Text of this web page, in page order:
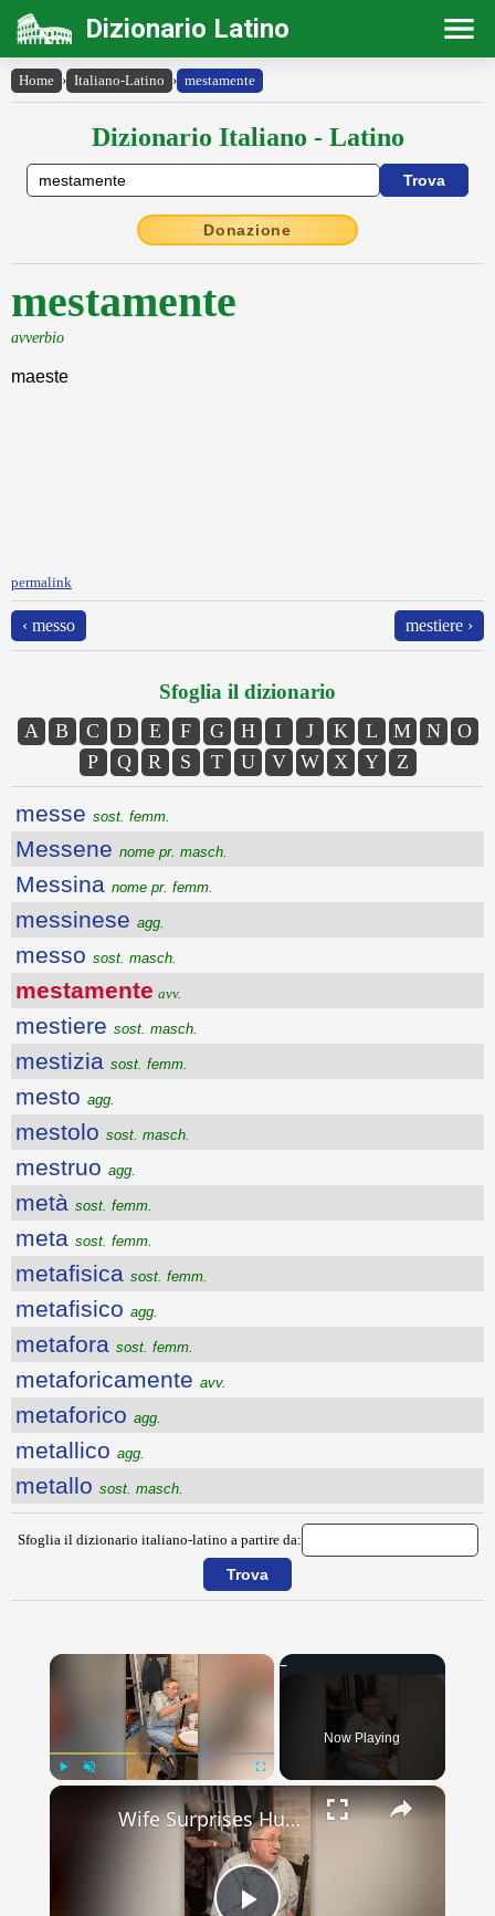
Dizionario Latino
Home › Italiano-Latino › mestamente
Dizionario Italiano - Latino
Donazione
mestamente
avverbio
maeste
permalink
‹ messo mestiere ›
Sfoglia il dizionario
A B C D E F G H I J K L M N
O
P
Q R S T U V W X Y Z
messe sost. femm.
Messene nome pr. masch.
Messina nome pr. femm.
messinese agg.
messo sost. masch.
mestamente avv.
mestiere sost. masch.
mestizia sost. femm.
mesto agg.
mestolo sost. masch.
mestruo agg.
metà sost. femm.
meta sost. femm.
metafisica sost. femm.
metafisico agg.
metafora sost. femm.
metaforicamente avv.
metaforico agg.
metallico agg.
metallo sost. masch.
Sfoglia il dizionario italiano-latino a partire da:
×
Fullscreen
Now Playing
×
Wife Surprises Husband Of 60 Years After Longest Time Apart | Happily TV